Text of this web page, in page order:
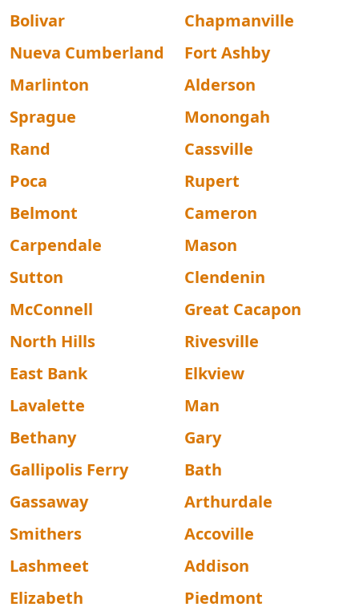
Bolivar
Chapmanville
Nueva Cumberland
Fort Ashby
Marlinton
Alderson
Sprague
Monongah
Rand
Cassville
Poca
Rupert
Belmont
Cameron
Carpendale
Mason
Sutton
Clendenin
McConnell
Great Cacapon
North Hills
Rivesville
East Bank
Elkview
Lavalette
Man
Bethany
Gary
Gallipolis Ferry
Bath
Gassaway
Arthurdale
Smithers
Accoville
Lashmeet
Addison
Elizabeth
Piedmont